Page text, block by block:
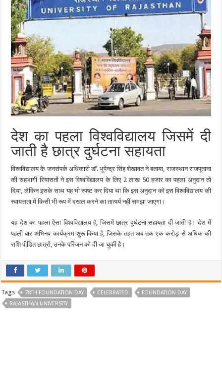
देश का पहला विश्वविद्यालय जिसमें दी
जाती है छात्र दुर्घटना सहायता
विश्वविद्यालय के जनसंपर्क अधिकारी डॉ. भूपेन्द्र सिंह शेखावत ने बताया, राजस्थान राजपूताना
की सहभागी रियासतों ने इस विश्वविद्यालय के लिए 2 लाख 50 हजार का पहला अनुदान तो
दिया, लेकिन इसके साथ यह भी स्पष्ट कर दिया था कि इस अनुदान को इस विश्वविद्यालय की
स्वायत्तता में किसी भी रूप में दखल करने का तात्पर्य नहीं समझा जाएगा।
यह देश का पहला ऐसा विश्वविद्यालय है, जिसमें छात्र दुर्घटना सहायता दी जाती है। देश में
पहली बार अभिनव कार्यक्रम शुरू किया है, जिसके तहत अब तक एक करोड़ से अधिक की
राशि पीडि़त छात्रों, उनके परिजन को दी जा चुकी है।
Tags 78TH FOUNDATION DAY CELEBRATED
FOUNDATION DAY
RAJASTHAN UNIVERSITY